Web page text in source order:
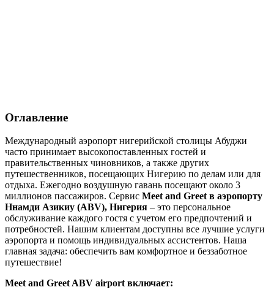
Оглавление
Международный аэропорт нигерийской столицы Абуджи
часто принимает высокопоставленных гостей и
правительственных чиновников, а также других
путешественников, посещающих Нигерию по делам или для
отдыха. Ежегодно воздушную гавань посещают около 3
миллионов пассажиров. Сервис Meet and Greet в аэропорту
Ннамди Азикиу (ABV), Нигерия – это персональное
обслуживание каждого гостя с учетом его предпочтений и
потребностей. Нашим клиентам доступны все лучшие услуги
аэропорта и помощь индивидуальных ассистентов. Наша
главная задача: обеспечить вам комфортное и беззаботное
путешествие!
Meet and Greet ABV airport включает: